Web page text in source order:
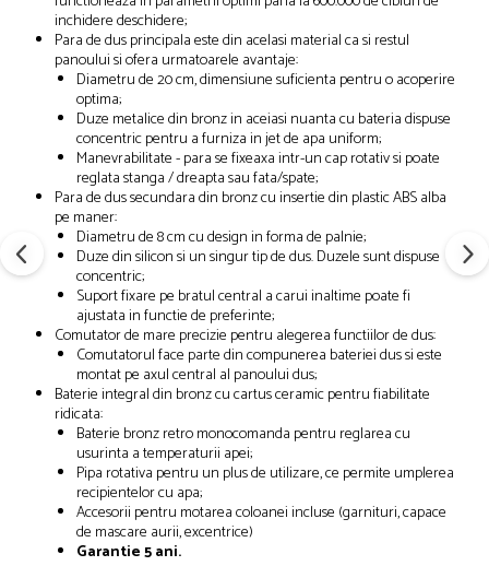
inchidere deschidere;
Para de dus principala este din acelasi material ca si restul
panoului si ofera urmatoarele avantaje:
Diametru de 20 cm, dimensiune suficienta pentru o acoperire
optima;
Duze metalice din bronz in aceiasi nuanta cu bateria dispuse
concentric pentru a furniza in jet de apa uniform;
Manevrabilitate - para se fixeaxa intr-un cap rotativ si poate
reglata stanga / dreapta sau fata/spate;
Para de dus secundara din bronz cu insertie din plastic ABS alba
pe maner:
Diametru de 8 cm cu design in forma de palnie;
Duze din silicon si un singur tip de dus. Duzele sunt dispuse
concentric;
Suport fixare pe bratul central a carui inaltime poate fi
ajustata in functie de preferinte;
Comutator de mare precizie pentru alegerea functiilor de dus:
Comutatorul face parte din compunerea bateriei dus si este
montat pe axul central al panoului dus;
Baterie integral din bronz cu cartus ceramic pentru fiabilitate
ridicata:
Baterie bronz retro monocomanda pentru reglarea cu
usurinta a temperaturii apei;
Pipa rotativa pentru un plus de utilizare, ce permite umplerea
recipientelor cu apa;
Accesorii pentru motarea coloanei incluse (garnituri, capace
de mascare aurii, excentrice)
Garantie 5 ani.